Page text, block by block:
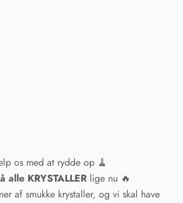
os med at rydde op 🧹
alle KRYSTALLER lige nu 🔥
af smukke krystaller, og vi skal have